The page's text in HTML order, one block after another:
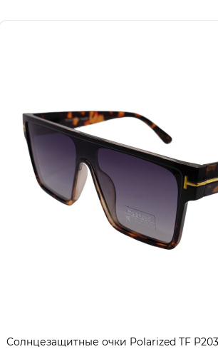
Солнцезащитные очки Polarized TF